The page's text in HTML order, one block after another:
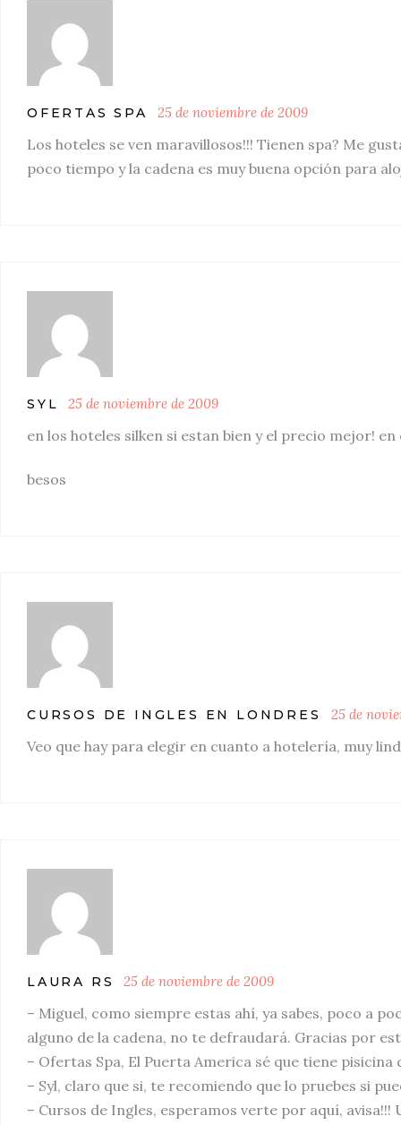
OFERTAS SPA 25 de noviembre de 2009
Los hoteles se ven maravillosos!!! Tienen spa? Me
poco tiempo y la cadena es muy buena opción para
SYL 25 de noviembre de 2009
en los hoteles silken si estan bien y el precio mejor!
besos
CURSOS DE INGLES EN LONDRES 25 de
Veo que hay para elegir en cuanto a hotelería, muy
LAURA RS 25 de noviembre de 2009
– Miguel, como siempre estas ahí, ya sabes, poco a
alguno de la cadena, no te defraudará. Gracias por
– Ofertas Spa, El Puerta America sé que tiene
– Syl, claro que si, te recomiendo que lo pruebes si
– Cursos de Ingles, esperamos verte por aquí, avisa!!!